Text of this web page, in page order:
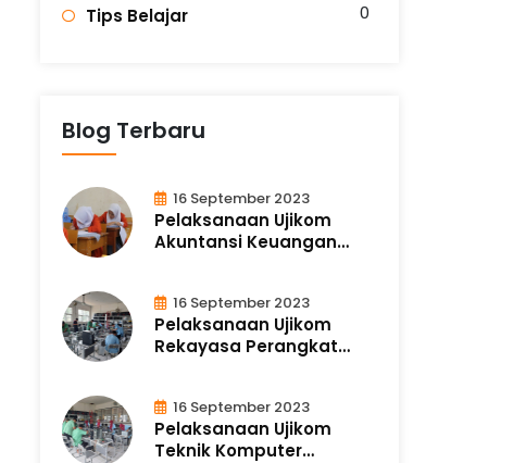
Tips Belajar 0
Blog Terbaru
16 September 2023
Pelaksanaan Ujikom
Akuntansi Keuangan
16 September 2023
Pelaksanaan Ujikom
Rekayasa Perangkat
16 September 2023
Pelaksanaan Ujikom
Teknik Komputer